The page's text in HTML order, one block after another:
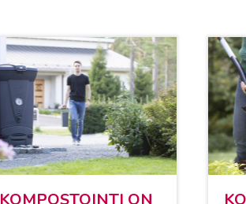
KOM­POS­TOIN­TI ON